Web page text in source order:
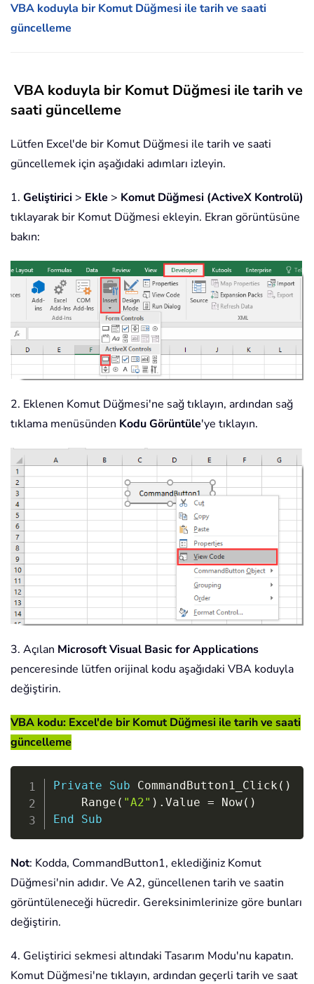
VBA koduyla bir Komut Düğmesi ile tarih ve saati
güncelleme
VBA koduyla bir Komut Düğmesi ile tarih ve
saati güncelleme
Lütfen Excel'de bir Komut Düğmesi ile tarih ve saati
güncellemek için aşağıdaki adımları izleyin.
1. Geliştirici > Ekle > Komut Düğmesi (ActiveX Kontrolü)
tıklayarak bir Komut Düğmesi ekleyin. Ekran görüntüsüne
bakın:
2. Eklenen Komut Düğmesi'ne sağ tıklayın, ardından sağ
tıklama menüsünden Kodu Görüntüle'ye tıklayın.
3. Açılan Microsoft Visual Basic for Applications
penceresinde lütfen orijinal kodu aşağıdaki VBA koduyla
değiştirin.
VBA kodu: Excel'de bir Komut Düğmesi ile tarih ve saati
güncelleme
Private Sub CommandButton1_Click ( )
    Range
( "A2" ) . Value = Now( )
End
Sub
Copy
Not: Kodda, CommandButton1, eklediğiniz Komut
Düğmesi'nin adıdır. Ve A2, güncellenen tarih ve saatin
görüntüleneceği hücredir. Gereksinimlerinize göre bunları
değiştirin.
4. Geliştirici sekmesi altındaki Tasarım Modu'nu kapatın.
Komut Düğmesi'ne tıklayın, ardından geçerli tarih ve saat